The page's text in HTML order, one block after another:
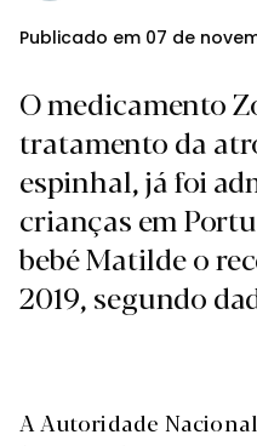
Publicado em 07 de
O medicamento
tratamento da
espinhal, já foi
crianças em
bebé Matilde o
2019, segundo
A Autoridade